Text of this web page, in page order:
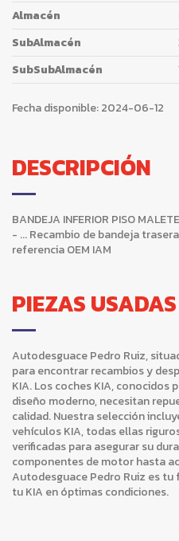
Almacén
SubAlmacén
SubSubAlmacén
Fecha disponible:2024-06-12
DESCRIPCIÓN
BANDEJA INFERIOR PISO
- ... Recambio de bandeja
referencia OEM IAM
PIEZAS
Autodesguace Pedro Ruiz,
para encontrar recambios y
KIA. Los coches KIA,
diseño moderno, necesitan
calidad. Nuestra selección
vehículos KIA, todas ellas
verificadas para asegurar su
componentes de motor hasta
Autodesguace Pedro Ruiz es
tu KIA en óptimas condiciones.